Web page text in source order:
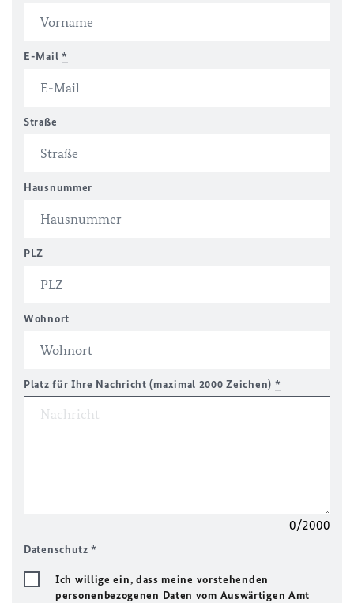
E-Mail *
Straße
Hausnummer
PLZ
Wohnort
Platz für Ihre Nachricht (maximal 2000 Zeichen) *
0/2000
Datenschutz*
Ich willige ein, dass meine vorstehenden
personenbezogenen Daten vom Auswärtigen Amt